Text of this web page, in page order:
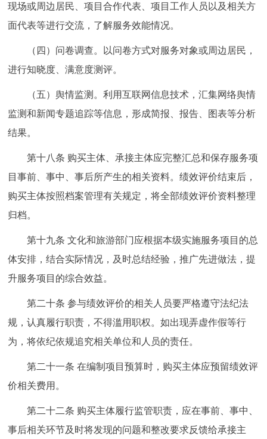
现场或周边居民、项目合作代表、项目工作人员以及相关方
面代表等进行交流，了解服务效能情况。
（四）问卷调查。以问卷方式对服务对象或周边居民，
进行知晓度、满意度测评。
（五）舆情监测。利用互联网信息技术，汇集网络舆情
监测和新闻专题追踪等信息，形成简报、报告、图表等分析
结果。
第十八条 购买主体、承接主体应完整汇总和保存服务项
目事前、事中、事后所产生的相关资料。绩效评价结束后，
购买主体按照档案管理有关规定，将全部绩效评价资料整理
归档。
第十九条 文化和旅游部门应根据本级实施服务项目的总
体安排，结合实际情况，及时总结经验，推广先进做法，提
升服务项目的综合效益。
第二十条 参与绩效评价的相关人员要严格遵守法纪法
规，认真履行职责，不得滥用职权。如出现弄虚作假等行
为，将依纪依规追究相关单位和人员的责任。
第二十一条 在编制项目预算时，购买主体应预留绩效评
价相关费用。
第二十二条 购买主体履行监管职责，应在事前、事中、
事后相关环节及时将发现的问题和整改要求反馈给承接主